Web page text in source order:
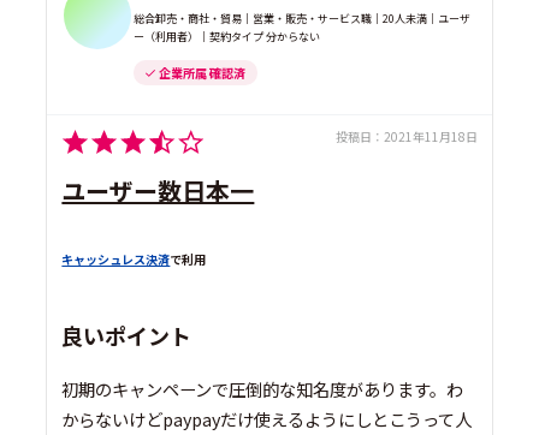
総合卸売・商社・貿易｜営業・販売・サービス職｜20人未満｜ユーザ
ー（利用者）｜契約タイプ 分からない
企業所属 確認済
投稿日： 2021年11月18日
ユーザー数日本一
キャッシュレス決済で利用
良いポイント
初期のキャンペーンで圧倒的な知名度があります。わ
からないけどpaypayだけ使えるようにしとこうって人